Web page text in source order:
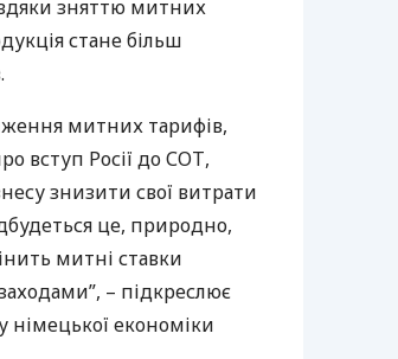
зняттю митних
стане більш
митних тарифів,
вступ Росії доСОТ,
знизити свої витрати
це, природно,
митні ставки
– підкреслює
німецької економіки